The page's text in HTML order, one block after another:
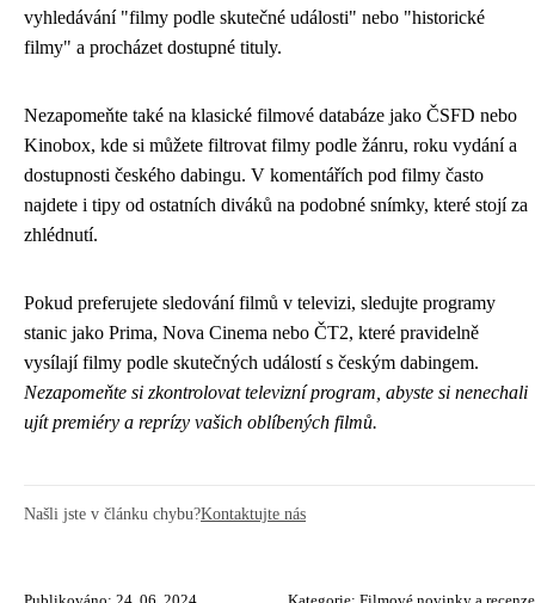
vyhledávání "filmy podle skutečné události" nebo "historické
filmy" a procházet dostupné tituly.
Nezapomeňte také na klasické filmové databáze jako ČSFD nebo
Kinobox, kde si můžete filtrovat filmy podle žánru, roku vydání a
dostupnosti českého dabingu. V komentářích pod filmy často
najdete i tipy od ostatních diváků na podobné snímky, které stojí za
zhlédnutí.
Pokud preferujete sledování filmů v televizi, sledujte programy
stanic jako Prima, Nova Cinema nebo ČT2, které pravidelně
vysílají filmy podle skutečných událostí s českým dabingem.
Nezapomeňte si zkontrolovat televizní program, abyste si nenechali
ujít premiéry a reprízy vašich oblíbených filmů.
Našli jste v článku chybu?Kontaktujte nás